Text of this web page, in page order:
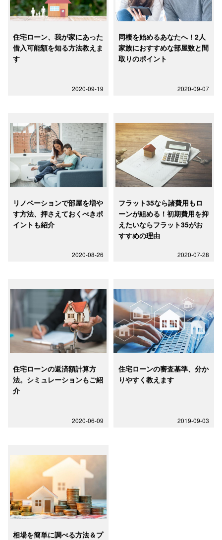
住宅ローン、我が家にあった
借入可能額を知る方法教えま
す
2020-09-19
同棲を始めるあなたへ！2人
家族におすすめな部屋数と間
取りのポイント
2020-09-07
リノベーションで部屋を増や
す方法、押さえておくべきポ
イントも紹介
2020-08-26
フラット35なら諸費用もロ
ーンが組める！初期費用を抑
えたいならフラット35がお
すすめの理由
2020-07-28
住宅ローンの返済額計算方
法。シミュレーションもご紹
介
2020-06-09
住宅ローンの審査基準、分か
りやすく教えます
2019-09-03
相場を簡単に調べる方法＆プ